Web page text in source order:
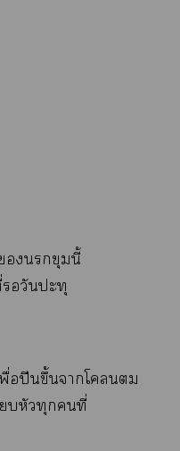
ขุมนี้
วันปะทุ
อปีนขึ้นาโ
บหัวทุกคนที่